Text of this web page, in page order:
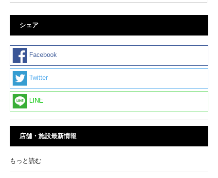
シェア
Facebook
Twitter
LINE
店舗・施設最新情報
もっと読む